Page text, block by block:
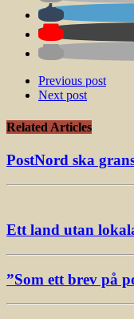
Previous post
Next post
Related Articles
PostNord ska
Ett land utan
”Som ett brev på